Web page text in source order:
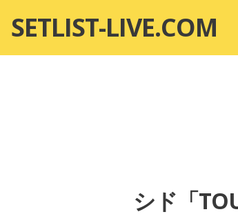
テ
SETLIST-LIVE.COM
シド「